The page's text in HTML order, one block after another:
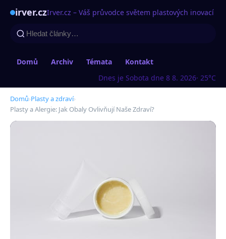
irver.czIrver.cz – Váš průvodce světem plastových inovací
Domů Archiv Témata
Kontakt
Dnes je Sobota dne 8 8. 2026· 25°C
Domů›Plasty a zdraví›
Plasty a Alergie: Jak Obaly Ovlivňují Naše Zdraví?